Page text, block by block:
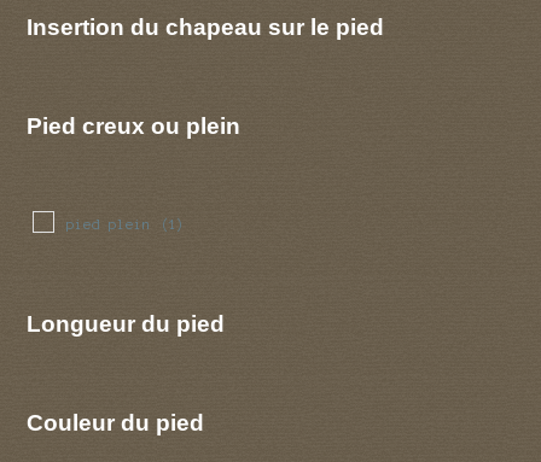
Insertion du chapeau sur le pied
Pied creux ou plein
pied plein (1)
Longueur du pied
Couleur du pied